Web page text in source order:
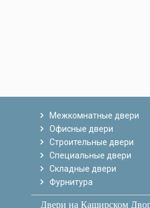
Межкомнатные двери
Офисные двери
Строительные двери
Специальные двери
Складные двери
Фурнитура
Двери на Каширском